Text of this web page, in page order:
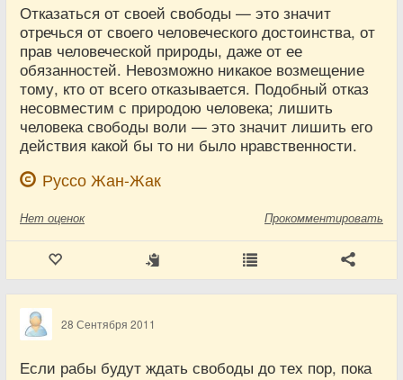
Отказаться от своей свободы — это значит
отречься от своего человеческого достоинства, от
прав человеческой природы, даже от ее
обязанностей. Невозможно никакое возмещение
тому, кто от всего отказывается. Подобный отказ
несовместим с природою человека; лишить
человека свободы воли — это значит лишить его
действия какой бы то ни было нравственности.
Руссо Жан-Жак
Нет оценок Прокомментировать
28 Сентября 2011
Если рабы будут ждать свободы до тех пор, пока